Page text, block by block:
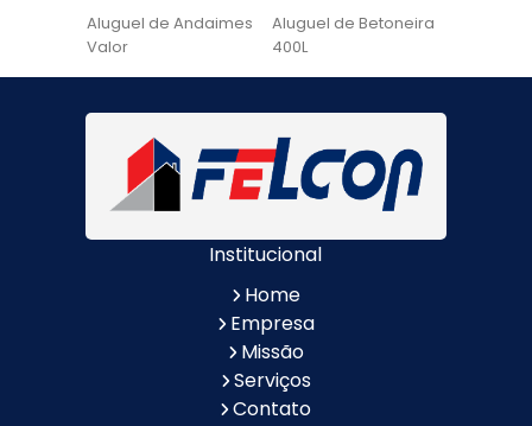
Aluguel de Andaimes
Valor
Aluguel de Betoneira
400L
Aluguel de Betoneira
Cadeira de Pintura
Locação de Andaime
Preço
Locação de Andaime
Tubular
Locação de Andaime
Locação de
Quanto Custa
Andaimes
Valor do Aluguel de
Andaimes
Aluguel de Escada de
Aluguel de Escada de
Institucional
Home
Empresa
Missão
Serviços
Contato